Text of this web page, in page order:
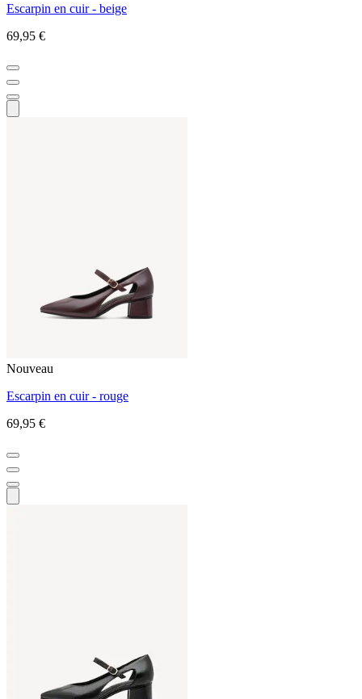
Escarpin en cuir - beige
69,95 €
Nouveau
Escarpin en cuir - rouge
69,95 €